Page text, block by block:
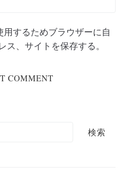
用するためブラウザーに自
ス、サイトを保存する。
検索